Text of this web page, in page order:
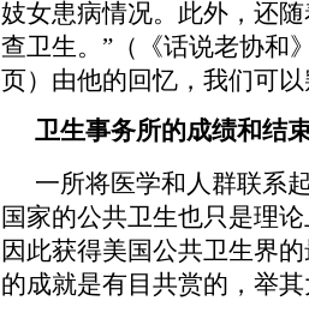
妓女患病情况。此外，还
查卫生。”（《话说老协和
页）由他的回忆，我们可
卫生事务所的成绩和结
一所将医学和人群联系
国家的公共卫生也只是理
因此获得美国公共卫生界
的成就是有目共赏的，举